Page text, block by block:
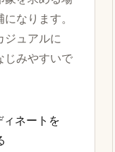
なります。
ジュアルに
じみやすいで
ィネートを